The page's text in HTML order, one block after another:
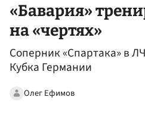
«Бавария»
на «чертях»
Соперник «Спартака» в
Кубка Германии
Олег Ефимов